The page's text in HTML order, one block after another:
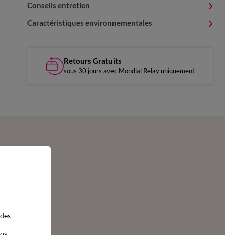
Conseils entretien
Caractéristiques environnementales
Retours Gratuits
sous 30 jours avec Mondial Relay uniquement